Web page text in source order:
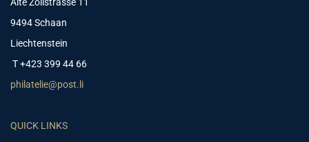
Alte Zollstrasse 11
9494 Schaan
Liechtenstein
T +423 399 44 66
philatelie@post.li
QUICK LINKS